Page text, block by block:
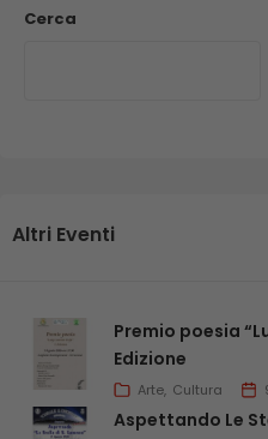
Cerca
Altri Eventi
Premio poesia
Edizione
Arte Cultura
Aspettando Le